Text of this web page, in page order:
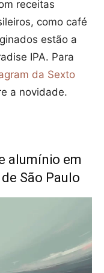
receitas
como café
estão a
IPA. Para
da Sexto
a novidade.
alumínio em
São Paulo